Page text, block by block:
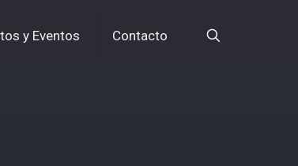
y Eventos Contacto